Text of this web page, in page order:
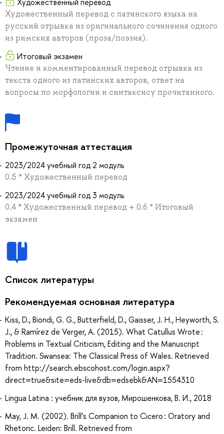
Художественный перевод с латинского языка на
русский отрывка из оригинального сочинения одного
из римских авторов (проза/поэзия).
Итоговый экзамен
Чтение и комментированный перевод отрывка из
текста одного из латинских авторов, ответ на
вопросы по морфологии и синтаксису прочитанного.
Промежуточная аттестация
2023/2024 учебный год 2 модуль
0.5 * Художественный перевод
2023/2024 учебный год 3 модуль
0.4 * Художественный перевод + 0.6 * Итоговый
экзамен
Список литературы
Рекомендуемая основная литература
Kiss, D., Biondi, G. G., Butterfield, D., Gaisser, J. H., Heyworth, S.
J., & Ramírez de Verger, A. (2015). What Catullus Wrote :
Problems in Textual Criticism, Editing and the Manuscript
Tradition. Swansea: The Classical Press of Wales. Retrieved
from http://search.ebscohost.com/login.aspx?
direct=true&site=eds-live&db=edsebk&AN=1554310
Lingua Latina : учебник для вузов, Мирошенкова, В. И., 2018
May, J. M. (2002). Brill’s Companion to Cicero : Oratory and
Rhetoric. Leiden: Brill. Retrieved from